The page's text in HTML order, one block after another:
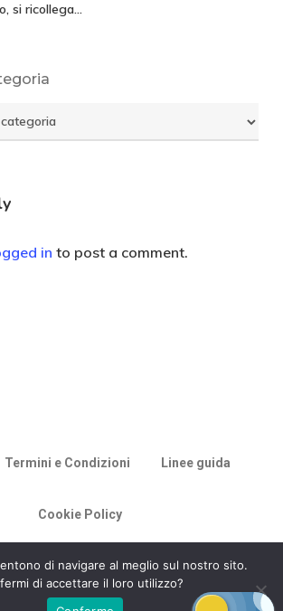
si ricollega…
in to post a comment.
Termini e Condizioni Linee guida
Cookie Policy
© 2026 Racconti di Milù.
di navigare al meglio sul nostro sito.
di accettare il loro utilizzo?